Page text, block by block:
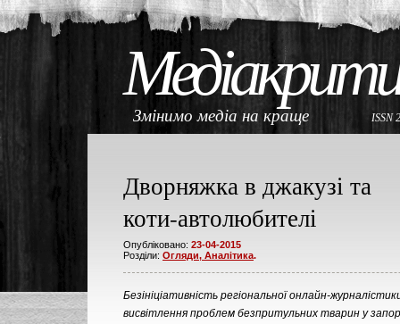
Змінимо медіа на краще ISSN
Дворняжка в джакузі та
коти-автолюбителі
Опубліковано: 23-04-2015
Розділи: Огляди, Аналітика.
Безініціативність регіональної онлайн-
висвітлення проблем безпритульних тварин у